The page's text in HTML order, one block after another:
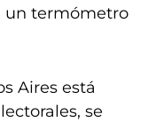
un termómetro
Aires está
se